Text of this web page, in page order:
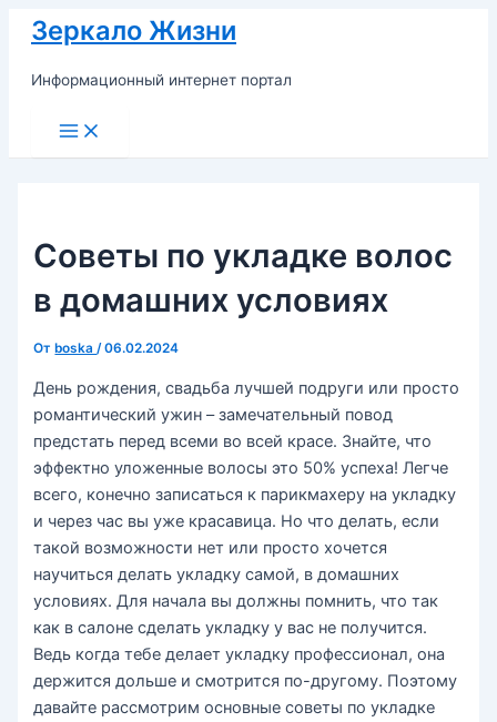
Перейти
содержимому
Зеркало Жизни
Информационный интернет портал
Main
Menu
Советы по укладке волос
в домашних условиях
От boska/06.02.2024
День рождения, свадьба лучшей подруги или просто
романтический ужин – замечательный повод
предстать перед всеми во всей красе. Знайте, что
эффектно уложенные волосы это 50% успеха! Легче
всего, конечно записаться к парикмахеру на укладку
и через час вы уже красавица. Но что делать, если
такой возможности нет или просто хочется
научиться делать укладку самой, в домашних
условиях. Для начала вы должны помнить, что так
как в салоне сделать укладку у вас не получится.
Ведь когда тебе делает укладку профессионал, она
держится дольше и смотрится по-другому. Поэтому
давайте рассмотрим основные советы по укладке